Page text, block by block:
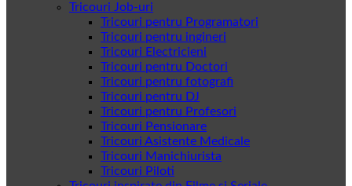
Tricouri Job-uri
Tricouri pentru Programatori
Tricouri pentru ingineri
Tricouri Electricieni
Tricouri pentru Doctori
Tricouri pentru fotografi
Tricouri pentru DJ
Tricouri pentru Profesori
Tricouri Pensionare
Tricouri Asistente Medicale
Tricouri Manichiurista
Tricouri Piloti